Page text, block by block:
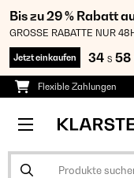
Bis zu 29 % Rabatt
GROSSE RABATTE NUR
Jetzt einkaufen 34 S 58
Flexible Zahlungen